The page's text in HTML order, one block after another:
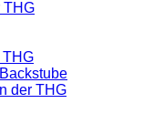
THG
THG
der THG